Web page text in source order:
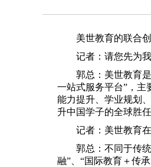
美世教育的联合
记者：请您先为
郭总：美世教育
一站式服务平台”，主
能力提升、学业规划
升中国学子的全球胜
记者：美世教育
郭总：不同于传
融”、“国际教育＋传